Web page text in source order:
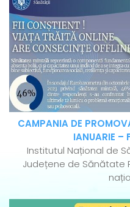
CAMPANIA DE
IANUARIE –
Institutul Național de
Județene de Sănătate